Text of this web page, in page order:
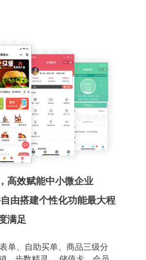
高效赋能中小微企业
由搭建个性化功能最大程
满足
单、自助买单、商品三级分